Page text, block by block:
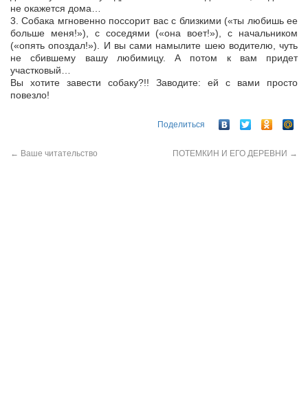
не окажется дома…
3. Собака мгновенно поссорит вас с близкими («ты любишь ее
больше меня!»), с соседями («она воет!»), с начальником
(«опять опоздал!»). И вы сами намылите шею водителю, чуть
не сбившему вашу любимицу. А потом к вам придет
участковый…
Вы хотите завести собаку?!! Заводите: ей с вами просто
повезло!
Поделиться
← Ваше читательство ПОТЕМКИН И ЕГО ДЕРЕВНИ →